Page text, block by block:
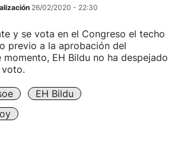
26/02/2020 - 22:30
y se vota en el Congreso el techo
previo a la aprobación del
momento, EH Bildu no ha despejado
EH Bildu